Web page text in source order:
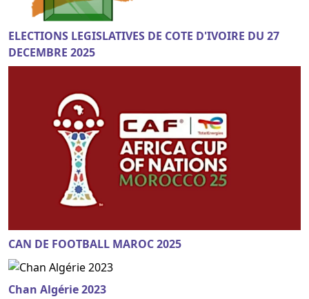
ELECTIONS LEGISLATIVES DE COTE D'IVOIRE DU 27
DECEMBRE 2025
CAN DE FOOTBALL MAROC 2025
Chan Algérie 2023